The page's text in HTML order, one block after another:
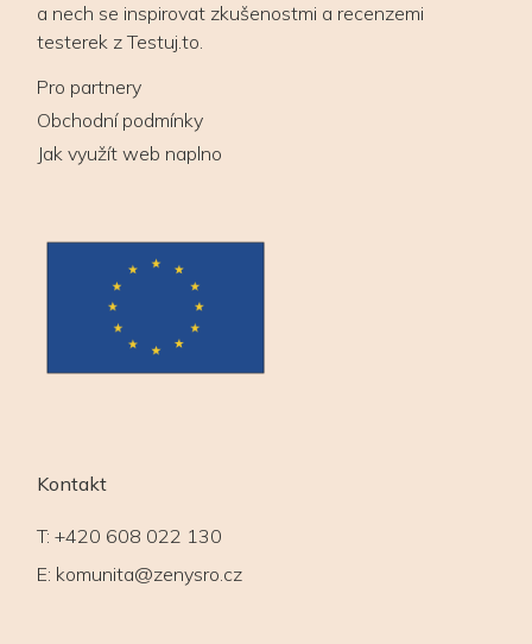
a nech se inspirovat zkušenostmi a recenzemi
testerek z Testuj.to.
Pro partnery
Obchodní podmínky
Jak využít web naplno
Kontakt
T: +420 608 022 130
E: komunita@zenysro.cz